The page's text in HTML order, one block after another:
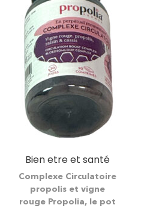
Bien etre et santé
Complexe Circulatoire
propolis et vigne
rouge Propolia, le pot